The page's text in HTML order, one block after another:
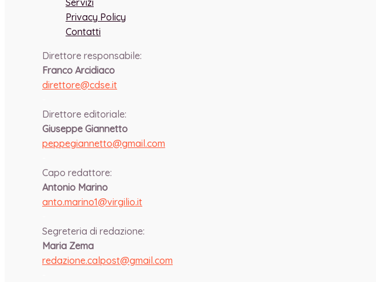
Servizi
Privacy Policy
Contatti
Direttore responsabile:
Franco Arcidiaco
direttore@cdse.it
Direttore editoriale:
Giuseppe Giannetto
peppegiannetto@gmail.com
Capo redattore:
Antonio Marino
anto.marino1@virgilio.it
Segreteria di redazione:
Maria Zema
redazione.calpost@gmail.com